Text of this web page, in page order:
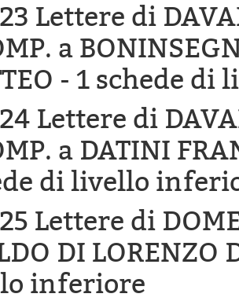
Lettere di
a
- 1 schede di
Lettere di
a DATINI
di livello
Lettere di
DI LORENZO
inferiore